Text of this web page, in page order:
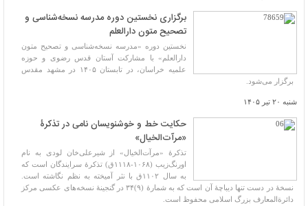
برگزاری نخستین دوره مدرسه نسخه‌شناسی و
تصحیح متون دارالعلم
نخستین دوره «مدرسه نسخه‌شناسی و تصحیح متون
دارالعلم» با مشارکت آستان قدس رضوی و حوزه
علمیه خراسان، در تابستان ۱۴۰۵ در مشهد مقدس
برگزار می‌شود.
شنبه ۲۰ تیر ۱۴۰۵
حکایت خط و خوشنویسان نامی در تذکرۀ
«مرآت‌الخیال»
تذکرۀ «مرآت‌الخیال» از شیرعلی‌خان لودی به نام
اورنگ‌زیب (١٠۶٨-١١١٨ق) تذکرۀ سرایندگان است که
به سال ١١٠٢ق با نثر آمیخته به نظم نگاشته است.
نسخۀ در دست تنها دیباچۀ آن است که به شمارۀ (٩)٣۴ در گنجینۀ نسخه‌های عکسی مرکز
دائرة‌المعارف بزرگ اسلامی محفوظ است.